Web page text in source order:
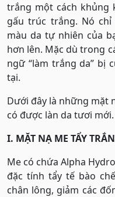
trắng một cách khủng
gấu trúc trắng. Nó
màu da tự nhiên của
hơn lên. Mặc dù trong
ngữ “làm trắng da” bị
tại.
Dưới đây là những mặt
có được làn da tươi mới.
I. MẶT NẠ ME TẨY
Me có chứa Alpha
đặc tính tẩy tế bào
chân lông, giảm các